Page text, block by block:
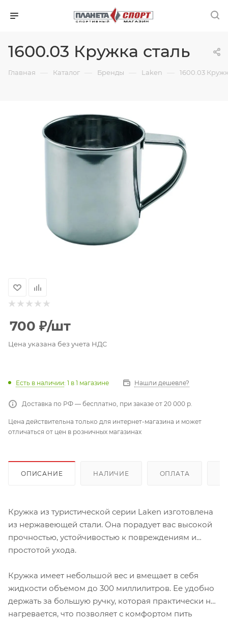
1600.03 Кружка сталь
Главная — Каталог — Бренды — Laken — 1600.03
700 ₽/шт
Цена указана без учета НДС
Есть в наличии: 1 в 1 магазине Нашли дешевле?
Доставка по РФ — бесплатно, при заказе от 20 000 р.
Цена действительна только для интернет-магазина и может
отличаться от цен в розничных магазинах
ОПИСАНИЕ НАЛИЧИЕ ОПЛАТА
Кружка из туристической серии Laken изготовлена
из нержавеющей стали. Она порадует вас высокой
прочностью, устойчивостью к повреждениям и
простотой ухода.
Кружка имеет небольшой вес и вмещает в себя
жидкости объемом до 300 миллилитров. Ее удобно
держать за большую ручку, которая практически не
нагревается, что позволяет с комфортом пить